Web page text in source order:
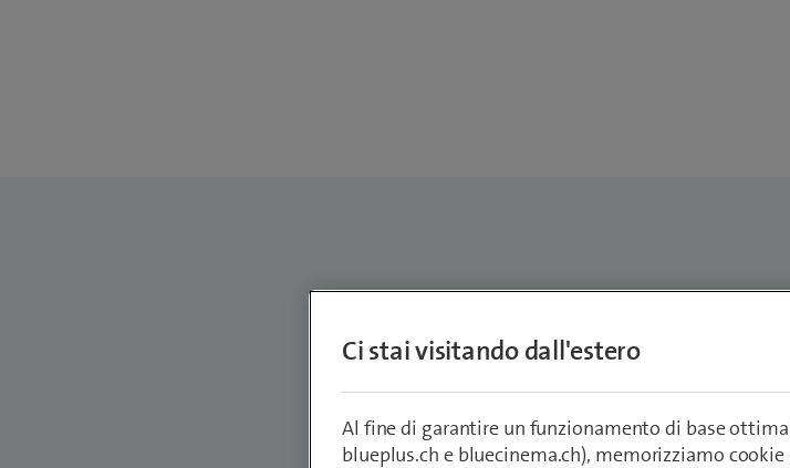
Nils Richerzhagen
Business Development Manager
Ci stai visitando dall'estero
Al fine di garantire un funzionamento di base
blueplus.ch e bluecinema.ch), memorizziamo